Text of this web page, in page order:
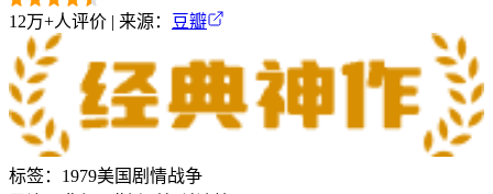
12万+人评价 | 来源： 豆瓣
标签： 1979美国 剧情战争